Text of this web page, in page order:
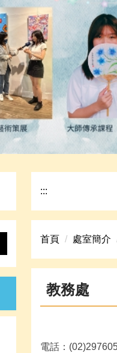
:::
首頁 處室簡介
教務處
電話：